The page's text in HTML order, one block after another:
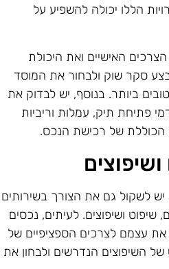
הללו יכולה להשפיע על
האישיים ואת היכולת
סקר שוק ולבחור את המוסד
ביותר. בנוסף, יש לבדוק את
פתיחת תיק, עמלות וריביות
הכוללת של רכישת הנכס.
לשקול גם את הצורך בשירותים
שיפוט ושיפוצים. לעיתים, נכסים
עצמם לצרכים הספציפיים של
השיפוצים הנדרשים ולבחון את